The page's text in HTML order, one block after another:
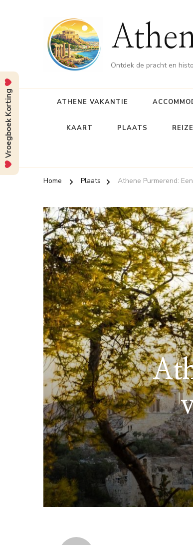
Ontdek de pracht en
ATHENE VAKANTIE
KAART PLAATS
Home Plaats Athene Purmerend:
Vroegboek Korting